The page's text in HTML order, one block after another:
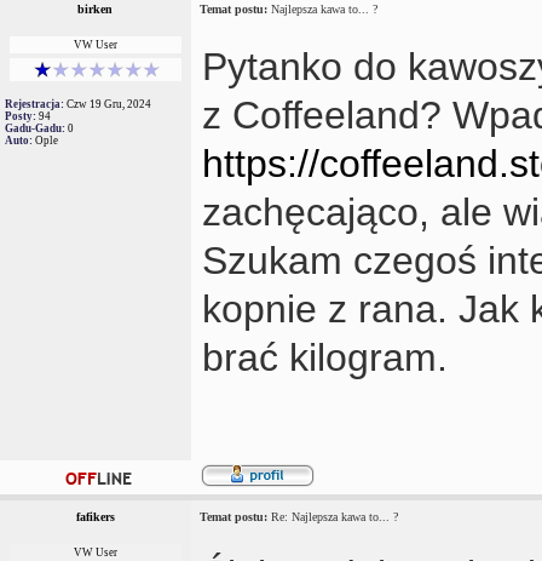
birken Temat postu: Najlepsza kawa to... ?
VW User
Rejestracja: Czw 19 Gru, 2024
Posty: 94
Gadu-Gadu: 0
Auto: Ople
Pytanko do
z Coffeeland?
https://
zachęcająco, ale
Szukam czegoś
kopnie z rana. Jak
brać kilogram.
fafikers Temat postu: Re: Najlepsza kawa to... ?
VW User